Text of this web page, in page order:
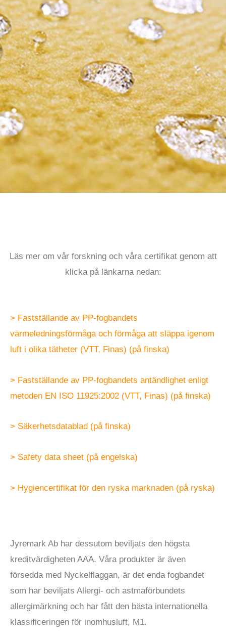
Läs mer om vår forskning och våra certifikat genom att
klicka på länkarna nedan:
> Fastställande av PP-fogbandets
värmeledningsförmåga och förmåga att släppa igenom
luft i olika tätheter (VTT, Finas) (på finska)
> Fastställande av PP-fogbandets antändlighet enligt
metoden EN ISO 11925:2002 (VTT, Finas) (på finska)
> Säkerhetsdatablad (på finska)
> Safety data sheet (på engelska)
> Hygiencertifikat för den ryska marknaden (på ryska)
Jyremark Ab har dessutom beviljats den högsta
kreditvärdigheten AAA. Våra produkter är även
försedda med Nyckelflaggan, är det enda fogbandet
som har beviljats Allergi- och astmaförbundets
allergimärkning och har fått den bästa internationella
klassificeringen för inomhusluft, M1.